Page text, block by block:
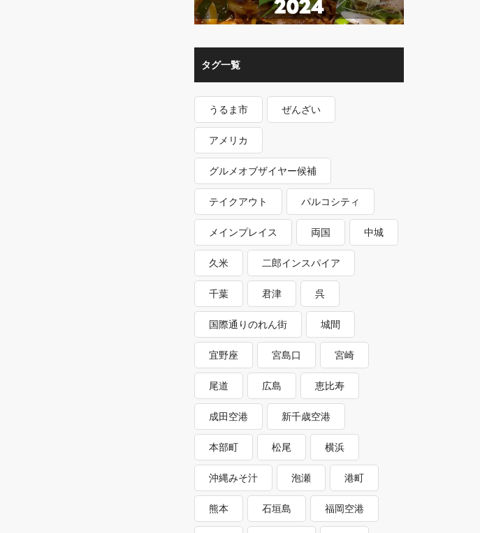
タグ一覧
うるま市 ぜんざい
アメリカ
グルメオブザイヤー候補
テイクアウト パルコシティ
メインプレイス 両国 中城
久米 二郎インスパイア
千葉 君津 呉
国際通りのれん街 城間
宜野座 宮島口 宮崎
尾道 広島 恵比寿
成田空港 新千歳空港
本部町 松尾 横浜
沖縄みそ汁 泡瀬 港町
熊本 石垣島 福岡空港